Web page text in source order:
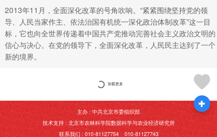
2013年11月，全面深化改革的号角吹响。“紧紧围绕坚持党的领
导、人民当家作主、依法治国有机统一深化政治体制改革”这一目
标，它也向全世界传递着中国共产党推动完善社会主义政治文明的
信心与决心。在党的领导下，全面深化改革，人民民主达到了一个
新的境界。
加载更多
主办 : 中共北京市委组织部
技术支持 : 北京市农林科学院数据科学与农业经济研究所
联系我们 : 010-81127754 010-81127743